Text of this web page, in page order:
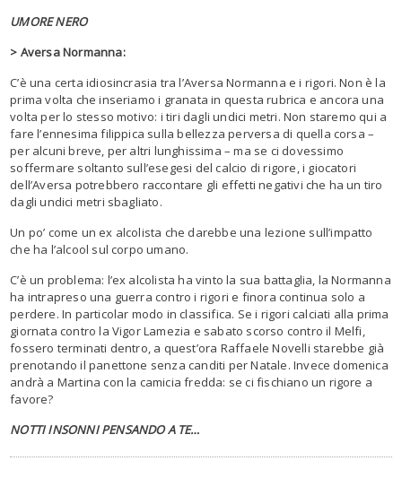
UMORE NERO
> Aversa Normanna:
C’è una certa idiosincrasia tra l’Aversa Normanna e i rigori. Non è la
prima volta che inseriamo i granata in questa rubrica e ancora una
volta per lo stesso motivo: i tiri dagli undici metri. Non staremo qui a
fare l’ennesima filippica sulla bellezza perversa di quella corsa –
per alcuni breve, per altri lunghissima – ma se ci dovessimo
soffermare soltanto sull’esegesi del calcio di rigore, i giocatori
dell’Aversa potrebbero raccontare gli effetti negativi che ha un tiro
dagli undici metri sbagliato.
Un po’ come un ex alcolista che darebbe una lezione sull’impatto
che ha l’alcool sul corpo umano.
C’è un problema: l’ex alcolista ha vinto la sua battaglia, la Normanna
ha intrapreso una guerra contro i rigori e finora continua solo a
perdere. In particolar modo in classifica. Se i rigori calciati alla prima
giornata contro la Vigor Lamezia e sabato scorso contro il Melfi,
fossero terminati dentro, a quest’ora Raffaele Novelli starebbe già
prenotando il panettone senza canditi per Natale. Invece domenica
andrà a Martina con la camicia fredda: se ci fischiano un rigore a
favore?
NOTTI INSONNI PENSANDO A TE…